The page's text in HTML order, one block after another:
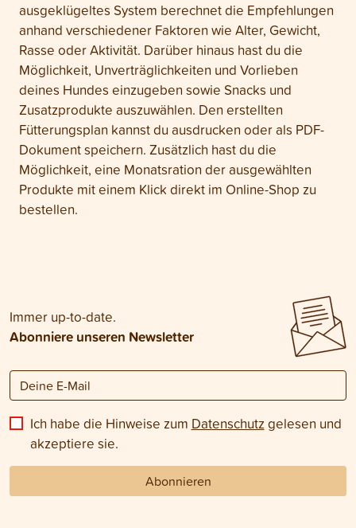
ausgeklügeltes System berechnet die Empfehlungen
anhand verschiedener Faktoren wie Alter, Gewicht,
Rasse oder Aktivität. Darüber hinaus hast du die
Möglichkeit, Unverträglichkeiten und Vorlieben
deines Hundes einzugeben sowie Snacks und
Zusatzprodukte auszuwählen. Den erstellten
Fütterungsplan kannst du ausdrucken oder als PDF-
Dokument speichern. Zusätzlich hast du die
Möglichkeit, eine Monatsration der ausgewählten
Produkte mit einem Klick direkt im Online-Shop zu
bestellen.
Immer up-to-date.
Abonniere unseren Newsletter
Ich habe die Hinweise zum Datenschutz gelesen und
akzeptiere sie.
Abonnieren